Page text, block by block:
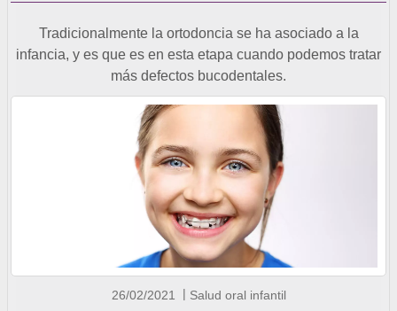
Tradicionalmente la ortodoncia se ha asociado a la
infancia, y es que es en esta etapa cuando podemos tratar
más defectos bucodentales.
26/02/2021 Salud oral infantil